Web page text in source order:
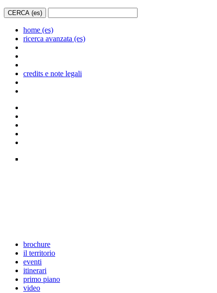
home (es)
ricerca avanzata (es)
credits e note legali
brochure
il territorio
eventi
itinerari
primo piano
video